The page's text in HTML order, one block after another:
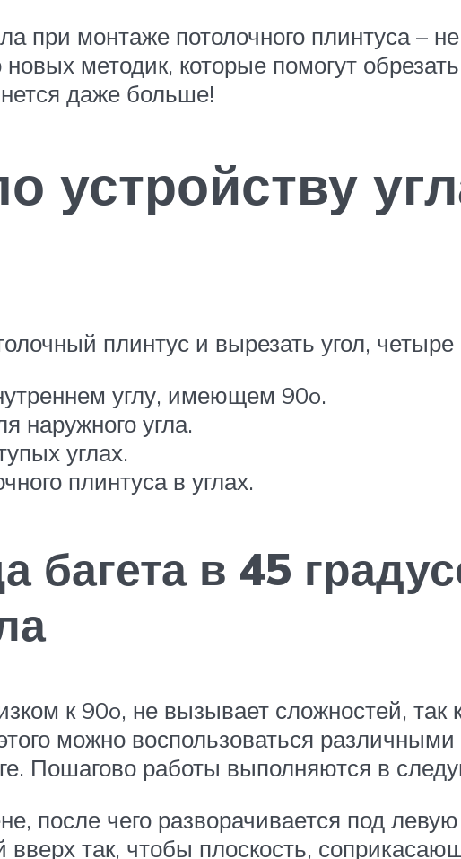
при монтаже потолочного плинтуса –
методик, которые помогут
даже больше!
устройству
плинтус и вырезать угол,
углу, имеющем 90o.
наружного угла.
углах.
плинтуса в углах.
багета в 45
к 90o, не вызывает сложностей,
можно воспользоваться
Пошагово работы выполняются в
после чего разворачивается под
вверх так, чтобы плоскость,